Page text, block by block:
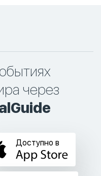
через
Доступно в